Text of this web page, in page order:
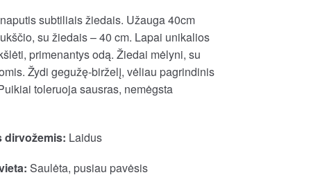
subtiliais žiedais. Užauga 40cm
su žiedais – 40 cm. Lapai unikalios
primenantys odą. Žiedai mėlyni, su
Žydi gegužę-birželį, vėliau pagrindinis
toleruoja sausras, nemėgsta
dirvožemis: Laidus
Saulėta, pusiau pavėsis